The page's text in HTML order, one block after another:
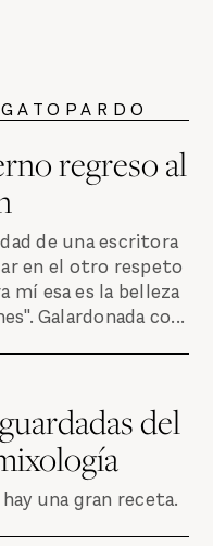
regreso al
de una escritora
en el otro respeto
mí esa es la belleza
Galardonada co...
del
una gran receta.